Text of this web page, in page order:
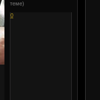
теме)
0